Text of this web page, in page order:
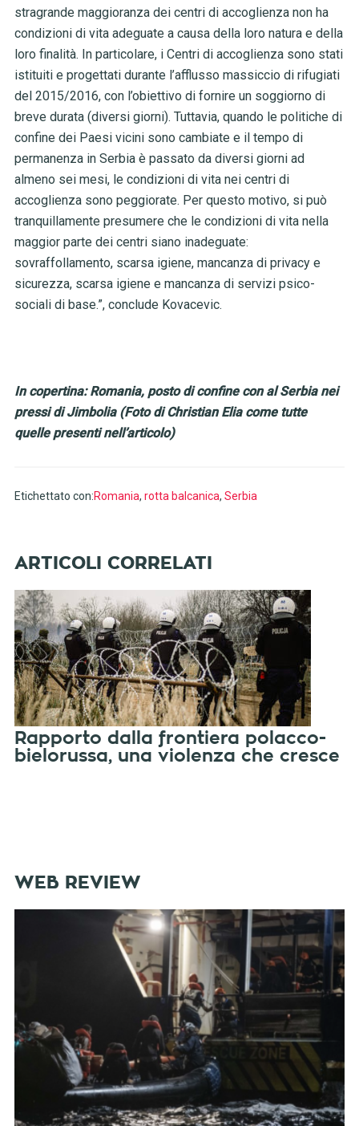
stragrande maggioranza dei centri di accoglienza non ha
condizioni di vita adeguate a causa della loro natura e della
loro finalità. In particolare, i Centri di accoglienza sono stati
istituiti e progettati durante l’afflusso massiccio di rifugiati
del 2015/2016, con l’obiettivo di fornire un soggiorno di
breve durata (diversi giorni). Tuttavia, quando le politiche di
confine dei Paesi vicini sono cambiate e il tempo di
permanenza in Serbia è passato da diversi giorni ad
almeno sei mesi, le condizioni di vita nei centri di
accoglienza sono peggiorate. Per questo motivo, si può
tranquillamente presumere che le condizioni di vita nella
maggior parte dei centri siano inadeguate:
sovraffollamento, scarsa igiene, mancanza di privacy e
sicurezza, scarsa igiene e mancanza di servizi psico-
sociali di base.”, conclude Kovacevic.
In copertina: Romania, posto di confine con al Serbia nei
pressi di Jimbolia (Foto di Christian Elia come tutte
quelle presenti nell’articolo)
Etichettato con:Romania, rotta balcanica, Serbia
Rapporto dalla frontiera polacco-
bielorussa, una violenza che cresce
WEB REVIEW